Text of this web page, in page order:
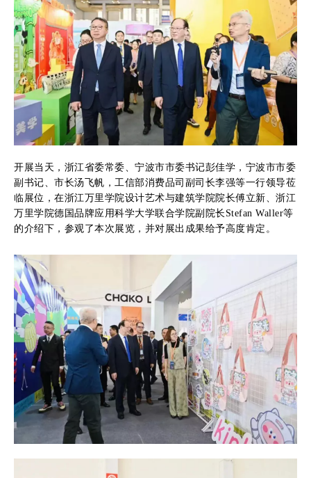
开展当天，浙江省委常委、宁波市市委书记彭佳学，宁波市市委
副书记、市长汤飞帆，工信部消费品司副司长李强等一行领导莅
临展位，在浙江万里学院设计艺术与建筑学院院长傅立新、浙江
万里学院德国品牌应用科学大学联合学院副院长Stefan Waller等
的介绍下，参观了本次展览，并对展出成果给予高度肯定。